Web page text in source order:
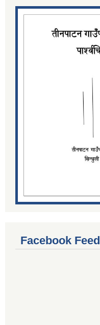
Facebook Feed